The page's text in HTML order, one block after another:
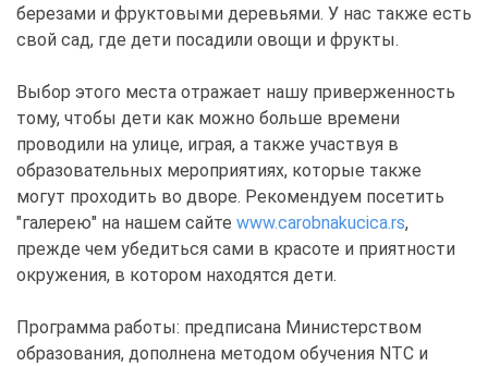
березами и фруктовыми деревьями. У нас также есть
свой сад, где дети посадили овощи и фрукты.
Выбор этого места отражает нашу приверженность
тому, чтобы дети как можно больше времени
проводили на улице, играя, а также участвуя в
образовательных мероприятиях, которые также
могут проходить во дворе. Рекомендуем посетить
"галерею" на нашем сайте www.carobnakucica.rs,
прежде чем убедиться сами в красоте и приятности
окружения, в котором находятся дети.
Программа работы: предписана Министерством
образования, дополнена методом обучения NTC и